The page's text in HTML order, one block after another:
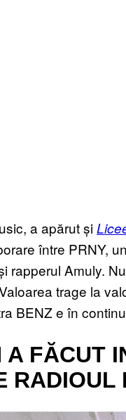
a apărut și
între PRNY,
rapperul Amuly.
trage la
BENZ e în
A FĂCUT
RADIOUL